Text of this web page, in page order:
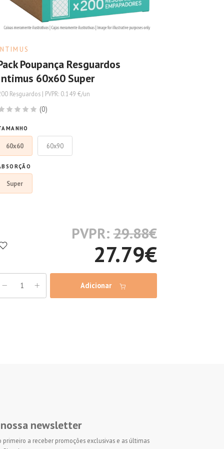
Poupança Resguardos
60x60 Super
Resguardos | PVPR: 0.149 €/un
(0)
60x60 60x90
Super
PVPR:29.88€
27.79€
Adicionar
newsletter
primeiro a receber promoções exclusivas e as últimas